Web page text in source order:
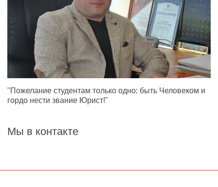
"Пожелание студентам только одно: быть Человеком и
гордо нести звание Юрист!"
Мы в контакте